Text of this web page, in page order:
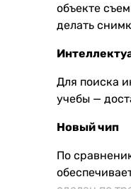
объекте
делать
Для поиска
учебы —
Новый чип
По